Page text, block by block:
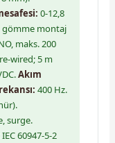
0-12,8
gömme montaj
maks. 200
wired; 5 m
Akım
400 Hz.
surge.
IEC 60947-5-2